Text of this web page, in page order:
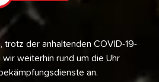
trotz der anhaltenden COVID-19-
wir weiterhin rund um die Uhr
an.